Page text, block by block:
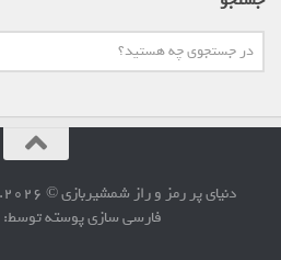
دنیای پر رمز و راز شمشیربازی © 2026. حق کپی رایت محفوظ است.
فارسی سازی پوسته توسط: